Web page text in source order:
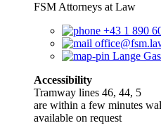
FSM Attorneys at Law
+43 1 890
Lange
Accessibility
Tramway lines 46, 44, 5
are within a few minutes
available on request